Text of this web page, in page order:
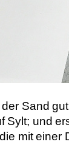
Sand
Sylt; und
mit einer